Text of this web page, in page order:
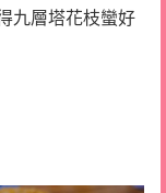
九層塔花枝蠻好